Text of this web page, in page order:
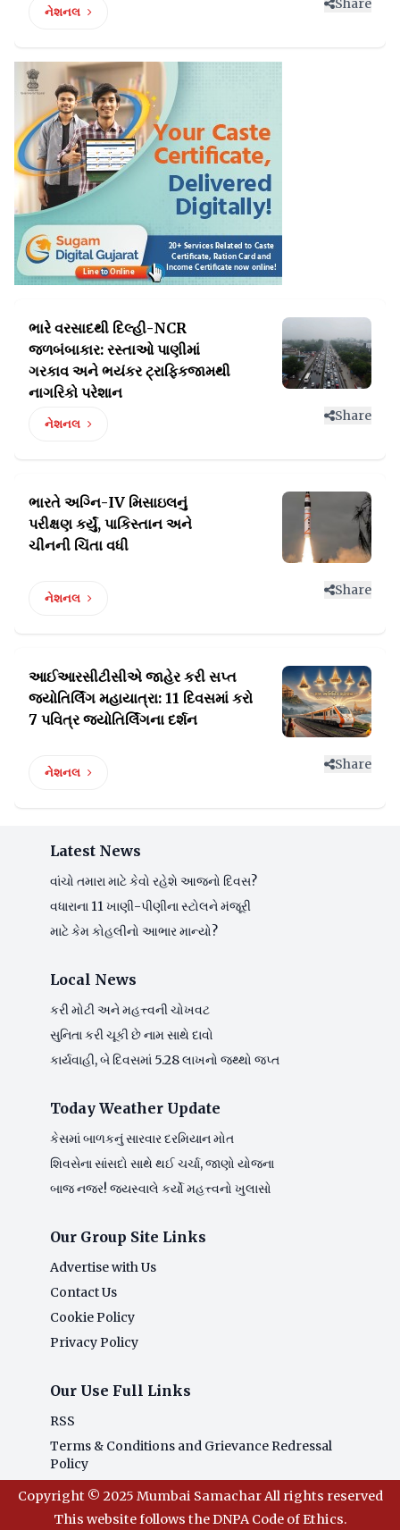
નેશનલ
Share
ભારે વરસાદથી દિલ્હી-NCR
જળબંબાકાર: રસ્તાઓ પાણીમાં
ગરકાવ અને ભયંકર ટ્રાફિકજામથી
નાગરિકો પરેશાન
નેશનલ
Share
ભારતે અગ્નિ-IV મિસાઇલનું
પરીક્ષણ કર્યું, પાકિસ્તાન અને
ચીનની ચિંતા વધી
નેશનલ
Share
આઈઆરસીટીસીએ જાહેર કરી સપ્ત
જ્યોતિર્લિંગ મહાયાત્રા: 11 દિવસમાં કરો
7 પવિત્ર જ્યોતિર્લિંગના દર્શન
નેશનલ
Share
Latest News
વાંચો તમારા માટે કેવો રહેશે આજનો દિવસ?
વધારાના 11 ખાણી-પીણીના સ્ટોલને મંજૂરી
માટે કેમ કોહલીનો આભાર માન્યો?
Local News
કરી મોટી અને મહત્ત્વની ચોખવટ
સુનિતા કરી ચૂકી છે નામ સાથે દાવો
કાર્યવાહી, બે દિવસમાં 5.28 લાખનો જથ્થો જપ્ત
Today Weather Update
કેસમાં બાળકનું સારવાર દરમિયાન મોત
શિવસેના સાંસદો સાથે થઈ ચર્ચા, જાણો યોજના
બાજ નજર! જયસ્વાલે કર્યો મહત્ત્વનો ખુલાસો
Our Group Site Links
Advertise with Us
Contact Us
Cookie Policy
Privacy Policy
Our Use Full Links
RSS
Terms & Conditions and Grievance Redressal
Policy
Copyright © 2025 Mumbai Samachar All rights reserved
This website follows the DNPA Code of Ethics.